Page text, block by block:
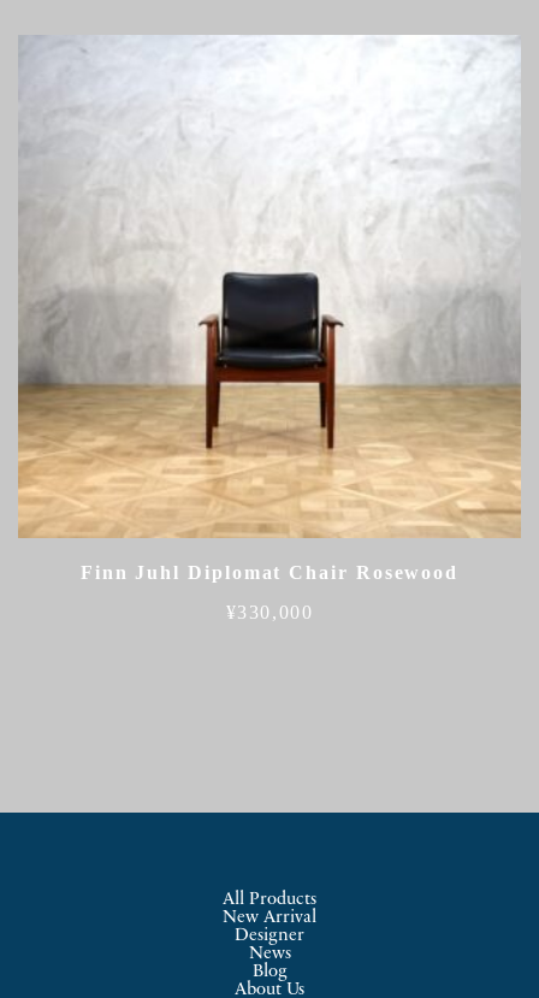
Finn Juhl Diplomat Chair Rosewood
¥330,000
All Products
New Arrival
Designer
News
Blog
About Us